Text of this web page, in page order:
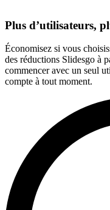
Plus d’utilisateurs,
Économisez si vous
des réductions Slidesgo à
commencer avec un seul
compte à tout moment.